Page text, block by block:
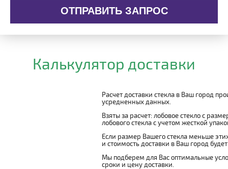
ОТПРАВИТЬ ЗАПРОС
Калькулятор доставки
Расчет доставки стекла в Ваш город
усредненных данных.
Взяты за расчет: лобовое стекло с
лобового стекла с учетом жесткой
Если размер Вашего стекла меньше
и стоимость доставки в Ваш город
Мы подберем для Вас оптимальные
сроки и цену доставки.